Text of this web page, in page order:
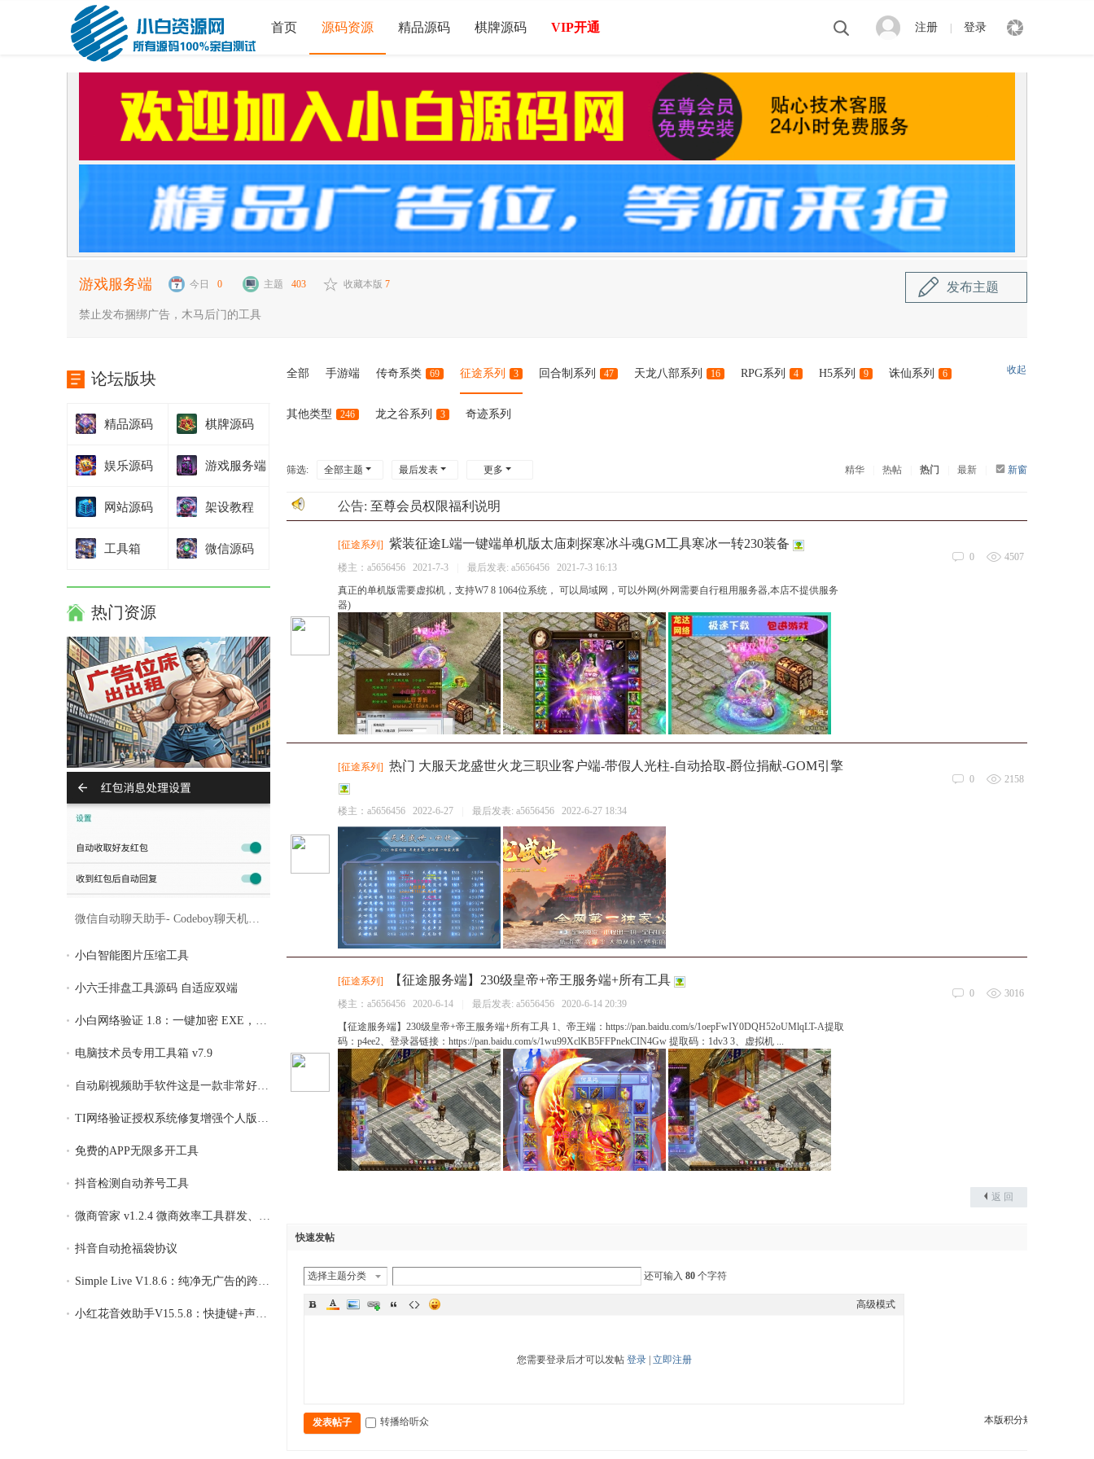
首页 源码资源 精品源码 棋牌源码 VIP开通 注册 登录
游戏服务端 今日 0 主题 403 收藏本版 7
禁止发布捆绑广告，木马后门的工具
发布主题
收起
全部 手游端 传奇系类 69 征途系列 3 回合制系列 47 天龙八部系列 16 RPG系列 4 H5系列 9 诛仙系列 6
其他类型 246 龙之谷系列 3 奇迹系列
筛选: 全部主题 最后发表 更多 新窗
最新
热门
热帖
精华
公告: 至尊会员权限福利说明
[征途系列] 紫装征途L端一键端单机版太庙刺探寒冰斗魂GM工具寒冰一转230装备
楼主： a5656456 2021-7-3 最后发表: a5656456
2021-7-3 16:13
真正的单机版需要虚拟机，支持W7 8 1064位系统， 可以局域网，可以外网(外网需要自行租用服务器,本店不提供服务
器)
0 4507
[征途系列] 热门 大服天龙盛世火龙三职业客户端-带假人光柱-自动拾取-爵位捐献-GOM引擎
楼主： a5656456 2022-6-27 最后发表: a5656456 2022-6-27 18:34
0 2158
[征途系列] 【征途服务端】230级皇帝+帝王服务端+所有工具
楼主： a5656456 2020-6-14 最后发表: a5656456
2020-6-14 20:39
【征途服务端】230级皇帝+帝王服务端+所有工具 1、帝王端：https://pan.baidu.com/s/1oepFwIY0DQH52oUMlqLT-A提取
码：p4ee2、登录器链接：https://pan.baidu.com/s/1wu99XclKB5FFPnekCIN4Gw 提取码：1dv3 3、虚拟机 ...
0 3016
返 回
快速发帖
选择主题分类 还可输入 80 个字符
高级模式
您需要登录后才可以发帖 登录| 立即注册
本版积分规则
发表帖子 转播给听众
论坛版块
精品源码 棋牌源码
娱乐源码 游戏服务端
网站源码 架设教程
工具箱 微信源码
热门资源
小白智能图片压缩工具
小六壬排盘工具源码 自适应双端
电脑技术员专用工具箱 v7.9
免费的APP无限多开工具
抖音检测自动养号工具
抖音自动抢福袋协议